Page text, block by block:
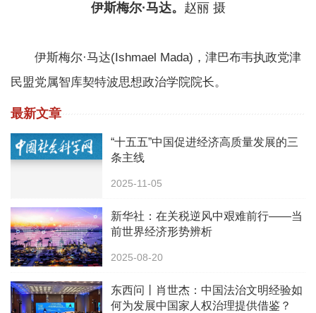
伊斯梅尔·马达。 赵丽 摄
伊斯梅尔·马达(Ishmael Mada)，津巴布韦执政党津
民盟党属智库契特波思想政治学院院长。
最新文章
“十五五”中国促进经济高质量发展的三
条主线
2025-11-05
新华社：在关税逆风中艰难前行——当
前世界经济形势辨析
2025-08-20
东西问丨肖世杰：中国法治文明经验如
何为发展中国家人权治理提供借鉴？